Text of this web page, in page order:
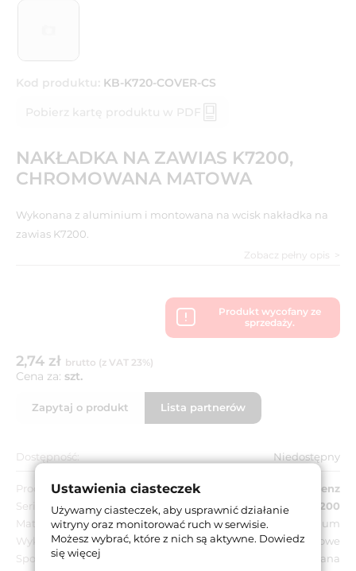
Kod produktu: KB-K720-COVER-CS
Pobierz kartę produktu w PDF
NAKŁADKA NA ZAWIAS K7200,
CHROMOWANA MATOWA
Wykonana z aluminium i montowana na wcisk nakładka na
zawias K7200.
Zobacz pełny opis
Produkt wycofany ze
sprzedaży.
2,74 zł brutto (z VAT 23%)
Cena za: szt.
Zapytaj o produkt Lista partnerów
Dostępność: Niedostępny
Producent:
Krona Koblenz
Seria:
Kubi7 K7200
Materiał:
Aluminium
Wykończenie:
Chromowane matowe
Sposób montażu:
Wciskana
Ustawienia ciasteczek
Używamy ciasteczek, aby usprawnić działanie
witryny oraz monitorować ruch w serwisie.
Możesz wybrać, które z nich są aktywne. Dowiedz
się więcej